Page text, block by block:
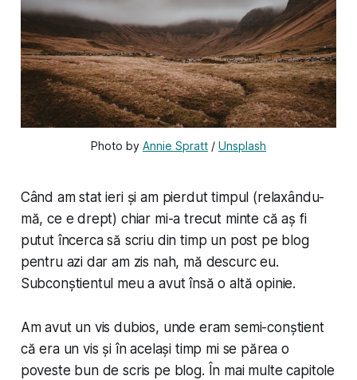
Photo by Annie Spratt / Unsplash
Când am stat ieri și am pierdut timpul (relaxându-
mă, ce e drept) chiar mi-a trecut minte că aș fi
putut încerca să scriu din timp un post pe blog
pentru azi dar am zis nah, mă descurc eu.
Subconștientul meu a avut însă o altă opinie.
Am avut un vis dubios, unde eram semi-conștient
că era un vis și în același timp mi se părea o
poveste bun de scris pe blog. În mai multe capitole